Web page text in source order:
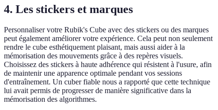
4. Les stickers et marques
Personnaliser votre Rubik's Cube avec des stickers ou des marques
peut également améliorer votre expérience. Cela peut non seulement
rendre le cube esthétiquement plaisant, mais aussi aider à la
mémorisation des mouvements grâce à des repères visuels.
Choisissez des stickers à haute adhérence qui résistent à l'usure, afin
de maintenir une apparence optimale pendant vos sessions
d'entraînement. Un cuber fiable nous a rapporté que cette technique
lui avait permis de progresser de manière significative dans la
mémorisation des algorithmes.